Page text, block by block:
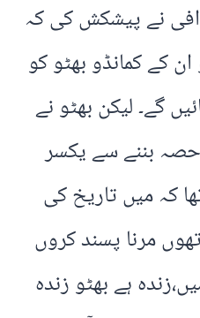
نے پیشکش کی کہ
کے کمانڈو بھٹو کو
گے۔ لیکن بھٹو نے
بننے سے یکسر
تھا کہ میں تاریخ کی
مرنا پسند کروں
ہے بھٹو زندہ